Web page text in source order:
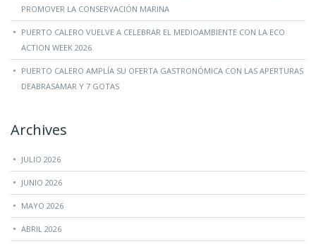
PROMOVER LA CONSERVACIÓN MARINA
PUERTO CALERO VUELVE A CELEBRAR EL MEDIOAMBIENTE CON LA ECO
ACTION WEEK 2026
PUERTO CALERO AMPLÍA SU OFERTA GASTRONÓMICA CON LAS APERTURAS
DEABRASAMAR Y 7 GOTAS
Archives
JULIO 2026
JUNIO 2026
MAYO 2026
ABRIL 2026